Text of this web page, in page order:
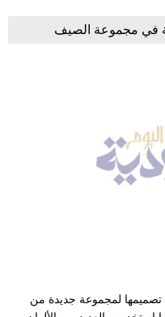
في مجموعة الصيف
لمجموعة جديدة من